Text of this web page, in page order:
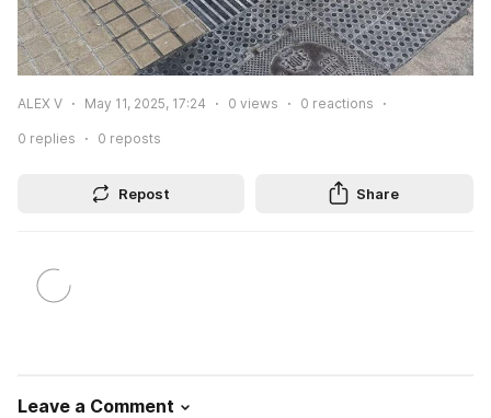
ALEX V May 11, 2025, 17:24 0 views 0 reactions
0 replies 0 reposts
Repost Share
Leave a Comment